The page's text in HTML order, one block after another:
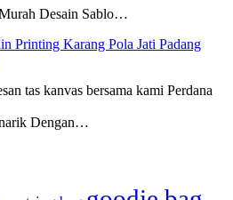
Desain Sablo…
Printing Karang Pola Jati Padang
tas kanvas bersama kami Perdana
Dengan…